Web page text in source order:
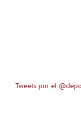
Tweets por el